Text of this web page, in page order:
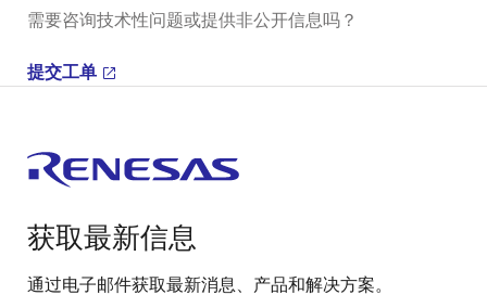
需要咨询技术性问题或提供非公开信息吗？
提交工单
获取最新信息
通过电子邮件获取最新消息、产品和解决方案。